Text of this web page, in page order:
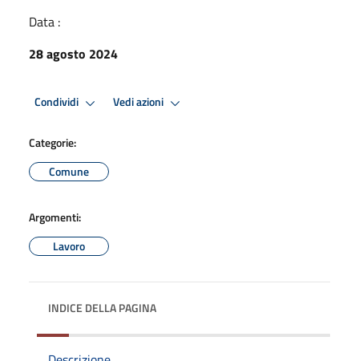
Data :
28 agosto 2024
Condividi Vedi azioni
Categorie:
Comune
Argomenti:
Lavoro
INDICE DELLA PAGINA